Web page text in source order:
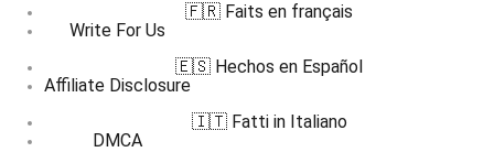
Write For Us
Affiliate Disclosure
DMCA
🇫🇷 Faits en français
🇪🇸 Hechos en Español
🇮🇹 Fatti in Italiano